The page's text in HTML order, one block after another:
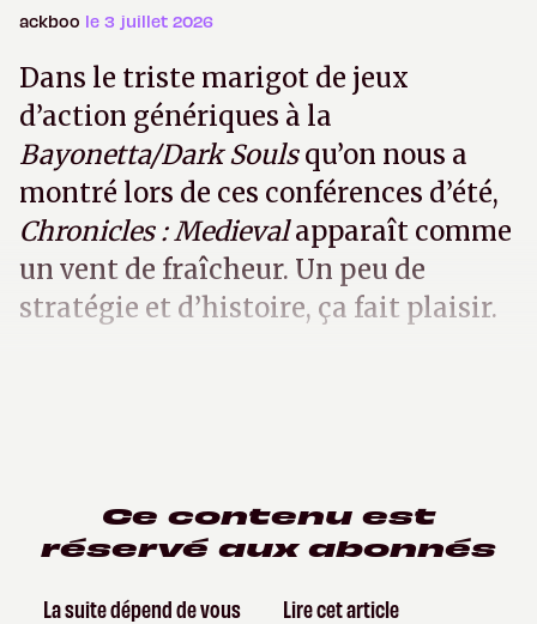
ackboo le 3 juillet 2026
Dans le triste marigot de jeux
d’action génériques à la
Bayonetta/Dark Soulsqu’on nous a
montré lors de ces conférences d’été,
Chronicles : Medievalapparaît comme
un vent de fraîcheur. Un peu de
stratégie et d’histoire, ça fait plaisir.
Ce contenu est
réservé aux abonnés
La suite dépend de vous
Lire cet article